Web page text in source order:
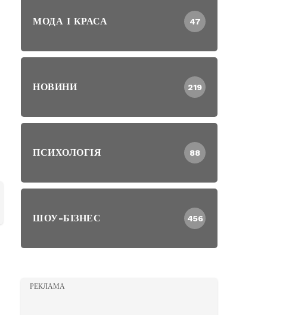
МОДА І КРАСА 47
НОВИНИ 219
ПСИХОЛОГІЯ 88
ШОУ-БІЗНЕС 456
РЕКЛАМА